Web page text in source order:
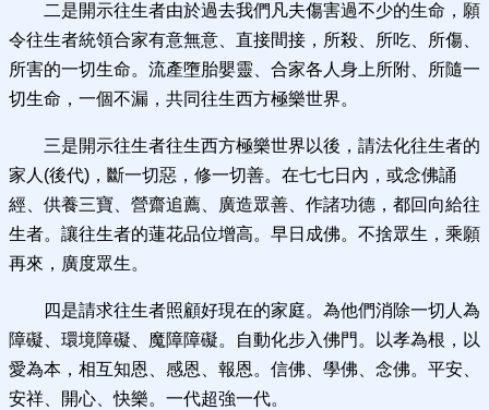
二是開示往生者由於過去我們凡夫傷害過不少的生命，願
令往生者統領合家有意無意、直接間接，所殺、所吃、所傷、
所害的一切生命。流產墮胎嬰靈、合家各人身上所附、所隨一
切生命，一個不漏，共同往生西方極樂世界。
三是開示往生者往生西方極樂世界以後，請法化往生者的
家人(後代)，斷一切惡，修一切善。在七七日內，或念佛誦
經、供養三寶、營齋追薦、廣造眾善、作諸功德，都回向給往
生者。讓往生者的蓮花品位增高。早日成佛。不捨眾生，乘願
再來，廣度眾生。
四是請求往生者照顧好現在的家庭。為他們消除一切人為
障礙、環境障礙、魔障障礙。自動化步入佛門。以孝為根，以
愛為本，相互知恩、感恩、報恩。信佛、學佛、念佛。平安、
安祥、開心、快樂。一代超強一代。